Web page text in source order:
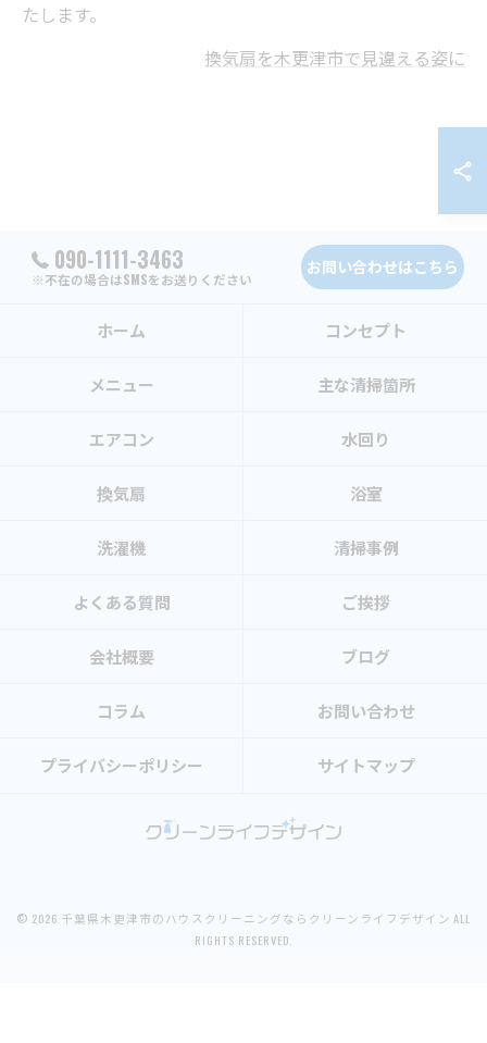
たします。
換気扇を木更津市で見違える姿に
090-1111-3463
※不在の場合はSMSをお送りください
お問い合わせはこちら
ホーム コンセプト
メニュー 主な清掃箇所
エアコン 水回り
換気扇 浴室
洗濯機 清掃事例
よくある質問 ご挨拶
会社概要 ブログ
コラム お問い合わせ
プライバシーポリシー サイトマップ
© 2026 千葉県木更津市のハウスクリーニングならクリーンライフデザイン ALL
RIGHTS RESERVED.